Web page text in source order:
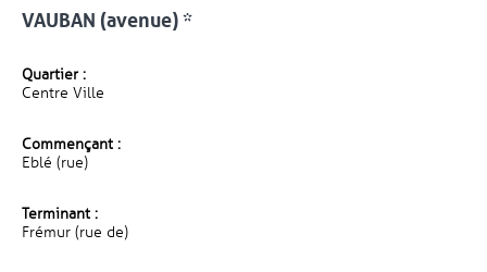
VAUBAN (avenue) *
Quartier :
Centre Ville
Commençant :
Eblé (rue)
Terminant :
Frémur (rue de)